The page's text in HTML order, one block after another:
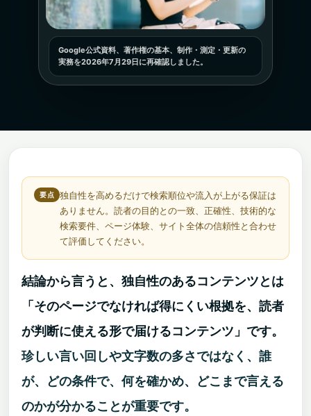
Google公式資料、著作権の基本、制作・測定・更新の
実務を2026年7月29日に再確認しました。
独自性を高めるだけで検索順位や流入が上がる保証は
ありません。読者の目的との一致、正確性、技術的な
検索要件、ページ体験、サイト全体の信頼性と合わせ
て評価してください。
結論から言うと、独自性のあるコンテンツとは
「そのページでなければ得にくい根拠を、読者
が判断に使える形で届けるコンテンツ」です。
珍しい言い回しや文字数の多さではなく、誰
が、どの条件で、何を確かめ、どこまで言える
のかが分かることが重要です。